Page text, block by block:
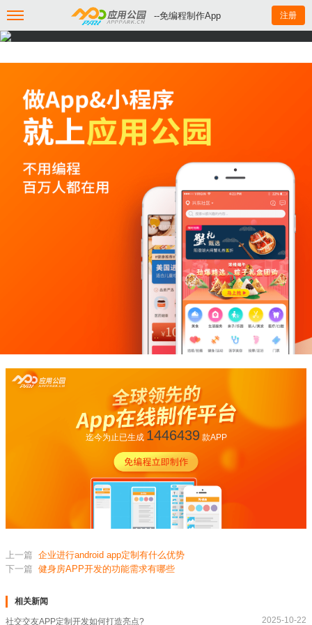
--免编程制作App 注册
迄今为止已生成 1446439款APP
上一篇 企业进行android app定制有什么优势
下一篇 健身房APP开发的功能需求有哪些
相关新闻
社交交友APP定制开发如何打造亮点? 2025-10-22